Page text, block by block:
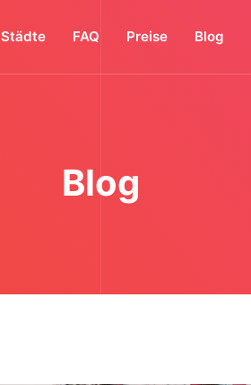
Städte FAQ Preise Blog
Blog